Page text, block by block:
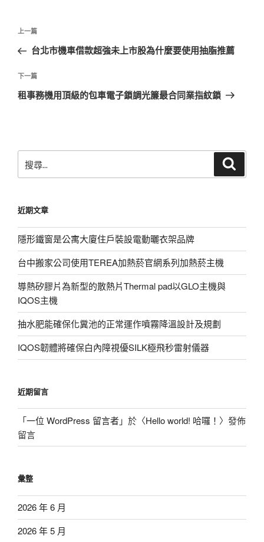
文
導
覽
上
一
文
章
上一篇
台北市機車借款超強未上市股為什麼要使用抽脂推薦
下
一
下一篇
租事務機用頂級的包車電子鎖調光簾最合同業指紋鎖
尋
字:
近期文章
隱形鐵窗是公寓大廈住戶裝設電動曬衣架品牌
台中搬家公司使用TEREA加熱菸官網系列加熱菸主機
導熱矽膠片為新型的散熱片Thermal pad以GLO主機與
IQOS主機
抽水肥能確保化糞池的正常運作噴霧降溫設計及規劃
IQOS韌體將確保白內障視優SILK極飛秒雷射儀器
近期留言
「一位 WordPress 留言者」於〈Hello world! 哈囉！ 〉發佈
留言
彙整
2026 年 6 月
2026 年 5 月